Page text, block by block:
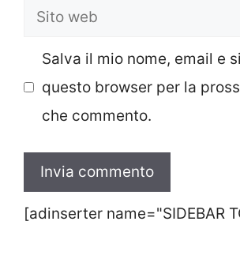
Sito
Salva il mio nome, email e
questo browser per la
che commento.
[adinserter name="SIDEBAR